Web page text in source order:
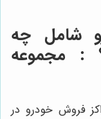
شامل چه
: مجموعه
فروش خودرو در